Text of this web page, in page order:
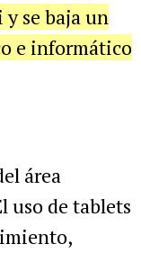
y se baja un
e informático
área
uso de tablets